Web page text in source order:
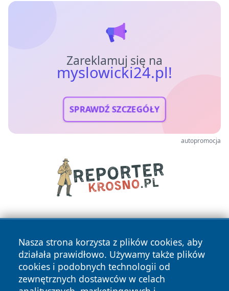
Zareklamuj się na
myslowicki24.pl!
SPRAWDŹ SZCZEGÓŁY
autopromocja
Nasza strona korzysta z plików cookies, aby
działała prawidłowo. Używamy także plików
cookies i podobnych technologii od
zewnętrznych dostawców w celach
Copyright © 2026 myslowicki24.pl Wszystkie prawa